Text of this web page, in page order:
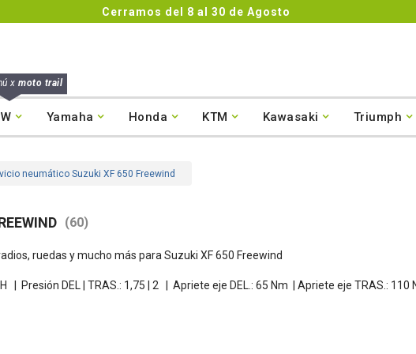
x moto trail
Yamaha Honda KTM Kawasaki Triumph
neumático Suzuki XF 650 Freewind
(60)
ruedas y mucho más para Suzuki XF 650 Freewind
Presión DEL | TRAS.: 1,75 | 2 Apriete eje DEL.: 65 Nm | Apriete eje TRAS.: 110